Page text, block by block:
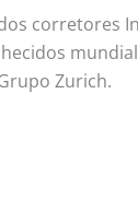
corretores
Zurich.